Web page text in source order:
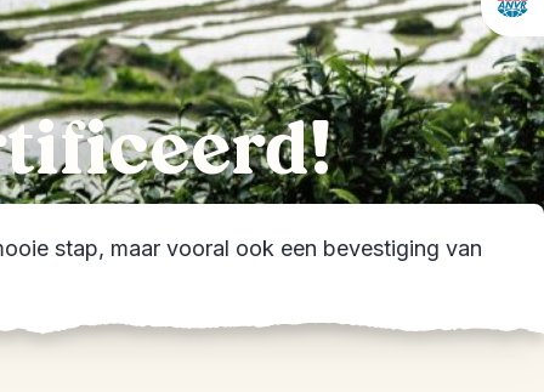
stap, maar vooral ook een bevestiging van